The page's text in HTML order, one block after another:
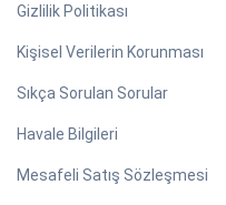
Gizlilik Politikası
Kişisel Verilerin Korunması
Sıkça Sorulan Sorular
Havale Bilgileri
Mesafeli Satış Sözleşmesi